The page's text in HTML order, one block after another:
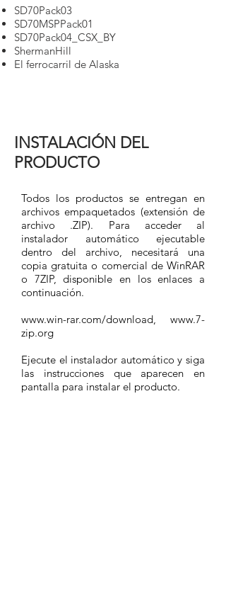
SD70Pack03
SD70MSPPack01
SD70Pack04_CSX_BY
ShermanHill
El ferrocarril de Alaska
INSTALACIÓN DEL
PRODUCTO
Todos los productos se entregan en
archivos empaquetados (extensión de
archivo .ZIP).
Para acceder al
instalador automático ejecutable
dentro del archivo, necesitará una
copia gratuita o comercial de WinRAR
o 7ZIP, disponible en los enlaces a
continuación.
www.win-rar.com/download,
www.7-
zip.org
Ejecute el instalador automático y siga
las instrucciones que aparecen en
pantalla para instalar el producto.